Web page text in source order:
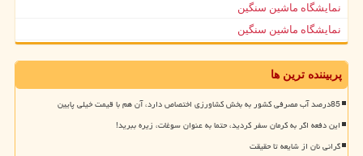
نمایشگاه ماشین سنگین
نمایشگاه ماشین سنگین
پربیننده ترین ها
85درصد آب مصرفی کشور به بخش کشاورزی اختصاص دارد، آن هم با قیمت خیلی پایین
این دفعه اگر به کرمان سفر کردید، حتما به عنوان سوغات، زیره ببرید!
گرانی نان از شایعه تا حقیقت